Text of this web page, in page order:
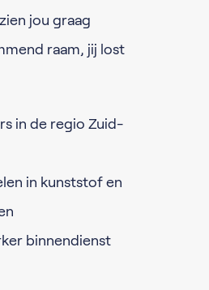
jou graag
raam, jij lost
in de regio Zuid-
in kunststof en
binnendienst